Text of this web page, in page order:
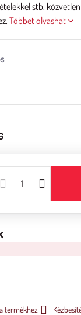
stb.
Többet olvashat
termékhez